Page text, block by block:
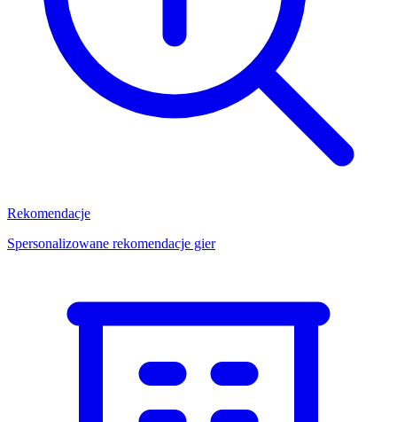
Rekomendacje
Spersonalizowane rekomendacje gier